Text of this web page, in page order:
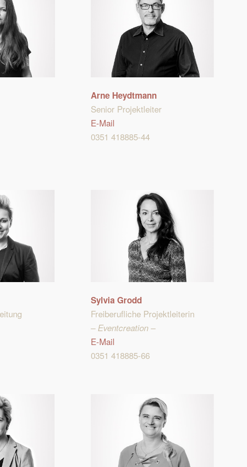
Arne Heydtmann
Senior Projektleiter
E-Mail
0351 418885-44
Sylvia Grodd
Freiberufliche Projektleiterin
– Eventcreation –
E-Mail
0351 418885-66